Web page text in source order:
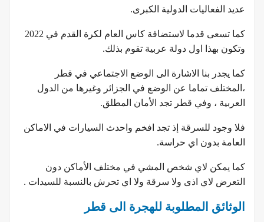
عديد الفعاليات الدولية الكبرى.
وتكون بهذا اول دولة عربية تقوم بذلك.
كما يجدر بنا الاشارة الى الوضع الاجتماعي في قطر
،المختلف تماما عن الوضع في الجزائر وغيرها من الدول
العربية ، وفي قطر تجد الأمان المطلق.
فلا وجود للسرقة إذ تجد افخم واحدث السيارات في الاماكن
العامة بدون اي حراسة.
كما يمكن لاي شخص المشي في مختلف الأماكن دون
التعرض لاي اذى ولا سرقة ولا اي تحرش بالنسبة للسيدات .
الوثائق المطلوبة للهجرة الى قطر